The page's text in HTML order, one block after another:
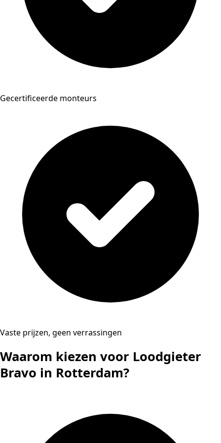
Gecertificeerde monteurs
Vaste prijzen, geen verrassingen
Waarom kiezen voor Loodgieter
Bravo in Rotterdam?